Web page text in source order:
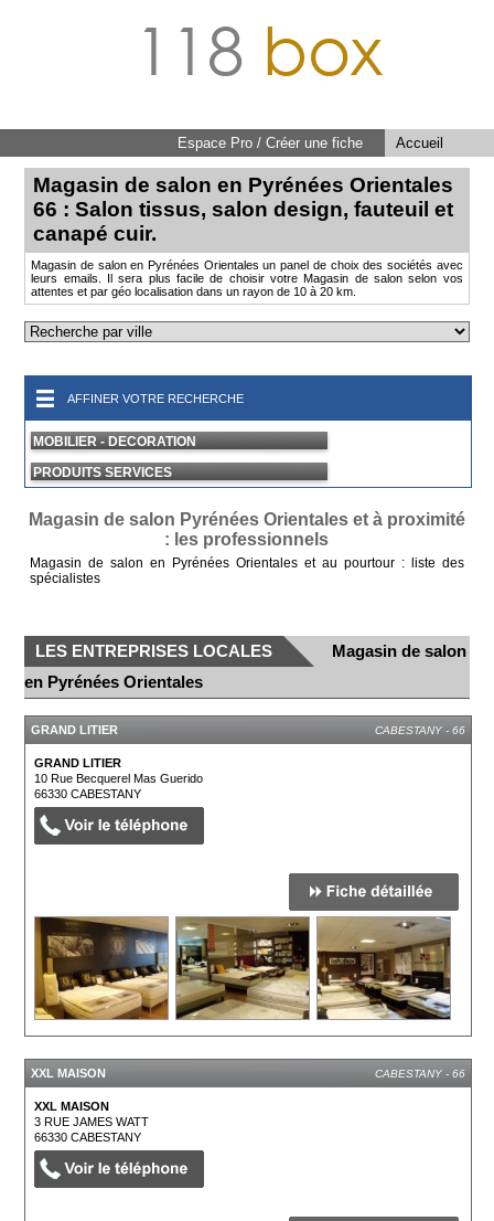
118 box
Accueil
Espace Pro / Créer une fiche
Magasin de salon en Pyrénées Orientales
66 : Salon tissus, salon design, fauteuil et
canapé cuir.
Magasin de salon en Pyrénées Orientales un panel de choix des sociétés avec
leurs emails. Il sera plus facile de choisir votre Magasin de salon selon vos
attentes et par géo localisation dans un rayon de 10 à 20 km.
AFFINER VOTRE RECHERCHE
MOBILIER - DECORATION
PRODUITS SERVICES
Magasin de salon Pyrénées Orientales et à proximité
: les professionnels
Magasin de salon en Pyrénées Orientales et au pourtour : liste des
spécialistes
LES ENTREPRISES LOCALES
Magasin de salon
en Pyrénées Orientales
GRAND LITIER CABESTANY - 66
GRAND LITIER
10 Rue Becquerel Mas Guerido
66330CABESTANY
XXL MAISON CABESTANY - 66
XXL MAISON
3 RUE JAMES WATT
66330CABESTANY